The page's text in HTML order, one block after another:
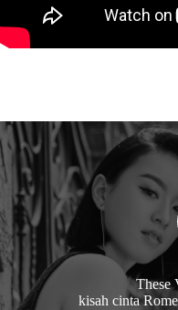
These
kisah cinta